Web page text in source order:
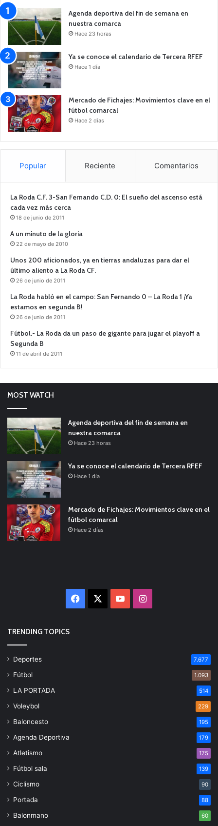
Agenda deportiva del fin de semana en
nuestra comarca
Hace 23 horas
Ya se conoce el calendario de Tercera RFEF
Hace 1 día
Mercado de Fichajes: Movimientos clave en el
fútbol comarcal
Hace 2 días
Popular Reciente Comentarios
La Roda C.F. 3-San Fernando C.D. 0: El sueño del ascenso está
cada vez más cerca
18 de junio de 2011
A un minuto de la gloria
22 de mayo de 2010
Unos 200 aficionados, ya en tierras andaluzas para dar el
último aliento a La Roda CF.
26 de junio de 2011
La Roda habló en el campo: San Fernando 0 – La Roda 1 ¡Ya
estamos en segunda B!
26 de junio de 2011
Fútbol.- La Roda da un paso de gigante para jugar el playoff a
Segunda B
11 de abril de 2011
MOST WATCH
Agenda deportiva del fin de semana en
nuestra comarca
Hace 23 horas
Ya se conoce el calendario de Tercera RFEF
Hace 1 día
Mercado de Fichajes: Movimientos clave en el
fútbol comarcal
Hace 2 días
Facebook YouTubeInstagram
TRENDING TOPICS
Deportes 7.677
Fútbol 1.093
LA PORTADA 514
Voleybol 229
Baloncesto 195
Agenda Deportiva 179
Atletismo 175
Fútbol sala 139
Ciclismo 90
Portada 88
Balonmano 60